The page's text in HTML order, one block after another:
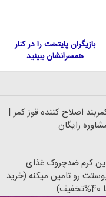
بازیگران پایتخت را در کنار
همسرانشان ببینید
اصلاح کننده قوز کمر |
رایگان
کرم ضدچروک غذای
رو تامین میکنه (خرید